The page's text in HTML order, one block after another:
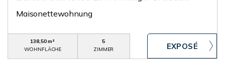
Maisonettewohnung
138,50 m²
WOHNFLÄCHE
5
ZIMMER